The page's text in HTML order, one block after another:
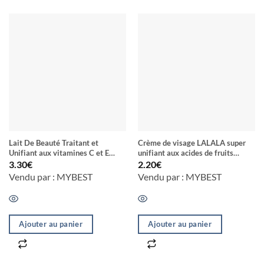
Lait De Beauté Traitant et
Unifiant aux vitamines C et E
LEMON CLEAR
3.30€
Vendu par : MYBEST
Ajouter au panier
Crème de visage LALALA super
unifiant aux acides de fruits
collagène et vitamine C & E
2.20€
Vendu par : MYBEST
Ajouter au panier